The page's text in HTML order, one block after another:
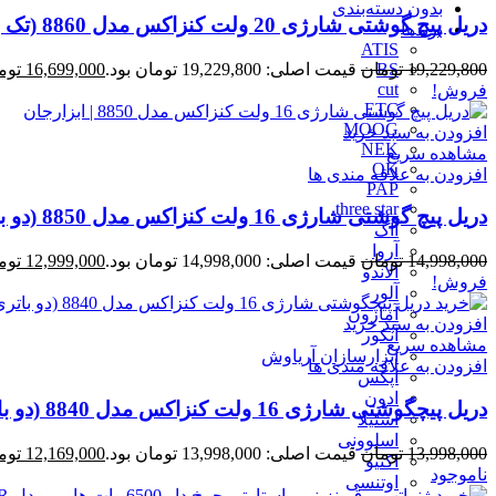
بدون دسته‌بندی
برندها
ATIS
BS
cut
ETC
MOOG
NEK
OK
PAP
three star
آاگ
آروا
آلاندو
آلور
آمازون
آنکور
ابزارسازان آریاوش
اپکس
ادون
استیلا
اسلوونی
اکتیو
اوتنسی
دریل پیچ گوشتی شارژی 20 ولت کنزاکس مدل 8860 (تک باتری)
19,229,800 تومان قیمت اصلی: 19,229,800 تومان بود. 16,699,000
فروش!
افزودن به سبد خرید
مشاهده سریع
افزودن به علاقه مندی ها
دریل پیچ گوشتی شارژی 16 ولت کنزاکس مدل 8850 (دو باتری)
14,998,000 تومان قیمت اصلی: 14,998,000 تومان بود. 12,999,000
فروش!
افزودن به سبد خرید
مشاهده سریع
افزودن به علاقه مندی ها
دریل پیچگوشتی شارژی 16 ولت کنزاکس مدل 8840 (دو باتری)
13,998,000 تومان قیمت اصلی: 13,998,000 تومان بود. 12,169,000
ناموجود